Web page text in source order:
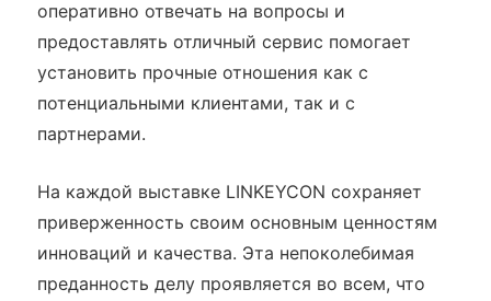
оперативно отвечать на вопросы и
предоставлять отличный сервис помогает
установить прочные отношения как с
потенциальными клиентами, так и с
партнерами.
На каждой выставке LINKEYCON сохраняет
приверженность своим основным ценностям
инноваций и качества. Эта непоколебимая
преданность делу проявляется во всем, что